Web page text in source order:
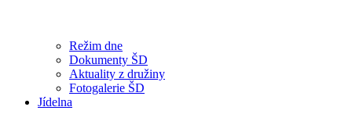
Režim dne
Dokumenty ŠD
Aktuality z družiny
Fotogalerie ŠD
Jídelna